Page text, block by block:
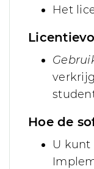
Het
Hoe de
U kunt